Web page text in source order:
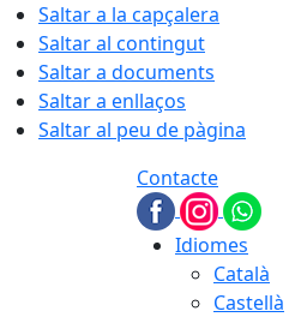
Saltar a la capçalera
Saltar al contingut
Saltar a documents
Saltar a enllaços
Saltar al peu de pàgina
Contacte
Idiomes
Català
Castellà